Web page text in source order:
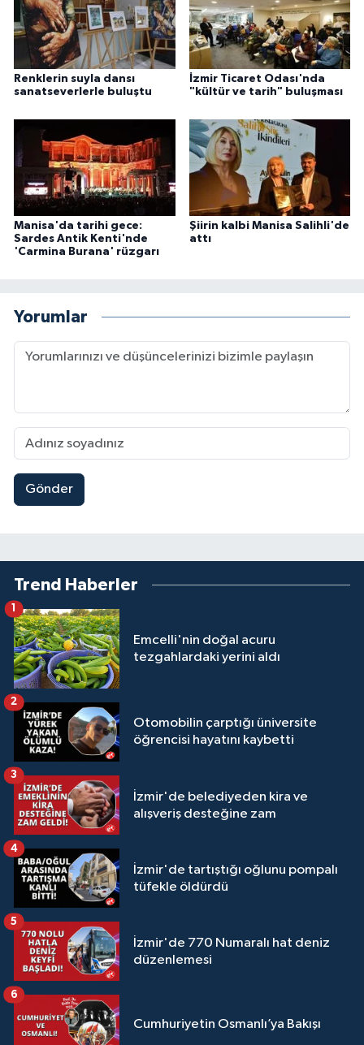
Renklerin suyla dansı
sanatseverlerle buluştu
İzmir Ticaret Odası'nda
"kültür ve tarih" buluşması
Manisa'da tarihi gece:
Sardes Antik Kenti'nde
'Carmina Burana' rüzgarı
Şiirin kalbi Manisa Salihli'de
attı
Yorumlar
Gönder
Trend Haberler
Emcelli'nin doğal acuru
tezgahlardaki yerini aldı
1
Otomobilin çarptığı üniversite
öğrencisi hayatını kaybetti
2
İzmir'de belediyeden kira ve
alışveriş desteğine zam
3
İzmir'de tartıştığı oğlunu pompalı
tüfekle öldürdü
4
İzmir'de 770 Numaralı hat deniz
düzenlemesi
5
Cumhuriyetin Osmanlı’ya Bakışı
6